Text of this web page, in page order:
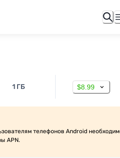
1 ГБ $8.99
телефонов Android
APN.